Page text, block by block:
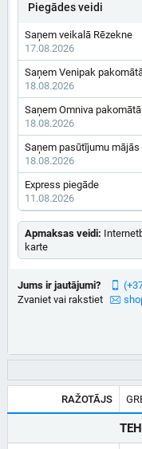
Piegādes veidi
Saņem veikalā Rēzekne
17.08.2026
Saņem Venipak
18.08.2026
Saņem Omniva pakomātā
18.08.2026
Saņem pasūtījumu mājās
18.08.2026
Express piegāde
11.08.2026
Apmaksas veidi:
karte
Jums ir jautājumi?
Zvaniet vai rakstiet
RAŽOTĀJS